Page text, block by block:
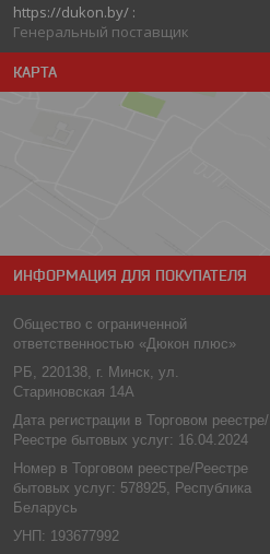
https://dukon.by/
Генеральный поставщик
КАРТА
ИНФОРМАЦИЯ ДЛЯ ПОКУПАТЕЛЯ
Общество с ограниченной
ответственностью «Дюкон плюс»
РБ, 220138, г. Минск, ул.
Стариновская 14А
Дата регистрации в Торговом реестре/
Реестре бытовых услуг: 16.04.2024
Номер в Торговом реестре/Реестре
бытовых услуг: 578925, Республика
Беларусь
УНП: 193677992